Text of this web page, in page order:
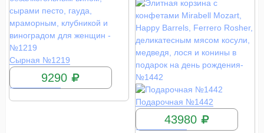
Сырная №1219
КУПИТЬ
9290
Подарочная №1442
КУПИТЬ
43980